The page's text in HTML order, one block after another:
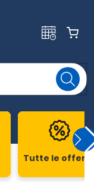
Tutte le